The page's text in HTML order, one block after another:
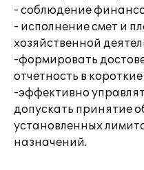
- соблюдение
- исполнение смет и
хозяйственной
-формировать
отчетность в
-эффективно
допускать принятие
установленных
назначений.